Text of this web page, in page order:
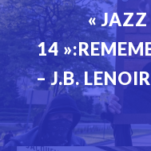
« JAZZ
14
– J.B.